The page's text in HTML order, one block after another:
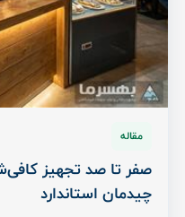
مقاله
صفر تا صد تجهیز
چیدمان استاندارد